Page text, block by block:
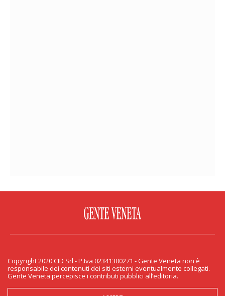
PRIVACY & COOKIE
Copyright 2020 CID Srl - P.Iva 02341300271 - Gente Veneta non è responsabile
dei contenuti dei siti esterni eventualmente collegati. Gente Veneta percepisce
Copyright 2020 CID Srl - P.Iva 02341300271 - Gente Veneta non è
responsabile dei contenuti dei siti esterni eventualmente collegati.
Gente Veneta percepisce i contributi pubblici all’editoria.